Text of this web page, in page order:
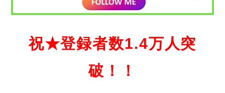
祝★登録者数1.4万人突
破！！